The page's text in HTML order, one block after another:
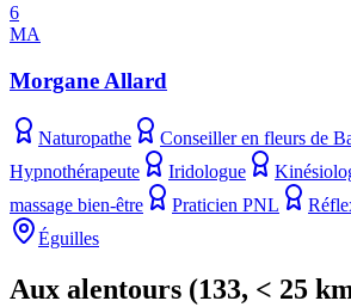
6
MA
Morgane Allard
Naturopathe
Conseiller en fleurs de
Hypnothérapeute
Iridologue
massage bien-être
Praticien PNL
Éguilles
Aux alentours (133, < 25